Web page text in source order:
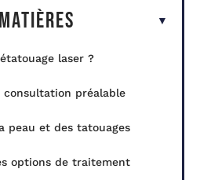
laser ?
consultation préalable
peau et des tatouages
options de traitement